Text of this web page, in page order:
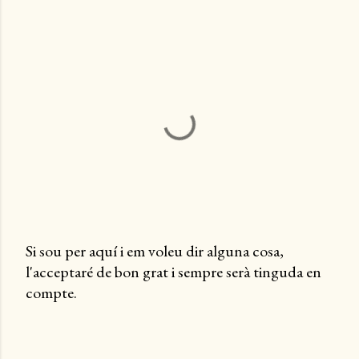
P
u
Si sou per aquí i em voleu dir alguna cosa,
l'acceptaré de bon grat i sempre serà tinguda en
compte.